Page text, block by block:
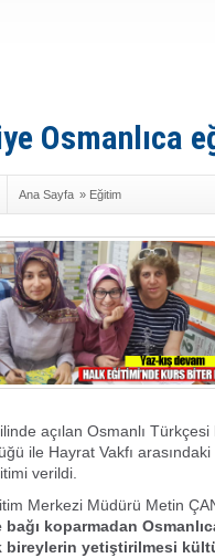
Osmanlıca
Ana Sayfa » Eğitim
açılan Osmanlı
ile Hayrat Vakfı
verildi.
Merkezi Müdürü Metin
bağı koparmadan
bireylerin yetiştirilmesi